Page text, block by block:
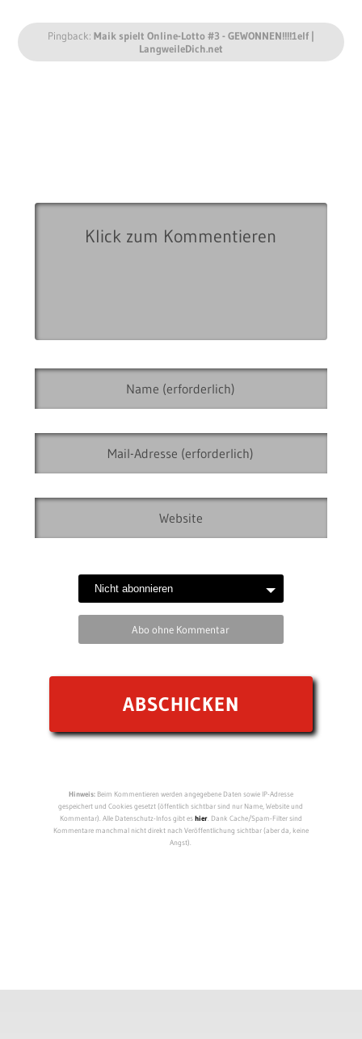
Pingback: Maik spielt Online-Lotto #3 - GEWONNEN!!!!1elf |
LangweileDich.net
Abo ohne Kommentar
Hinweis:Beim Kommentieren werden angegebene Daten sowie IP-Adresse
gespeichert und Cookies gesetzt (öffentlich sichtbar sind nur Name, Website und
Kommentar). Alle Datenschutz-Infos gibt eshier. Dank Cache/Spam-Filter sind
Kommentare manchmal nicht direkt nach Veröffentlichung sichtbar (aber da, keine
Angst).